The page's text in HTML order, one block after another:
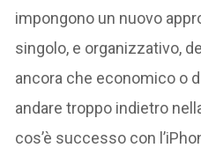
impongono un nuovo
singolo, e organizzativo,
ancora che economico o
andare troppo indietro
cos’è successo con